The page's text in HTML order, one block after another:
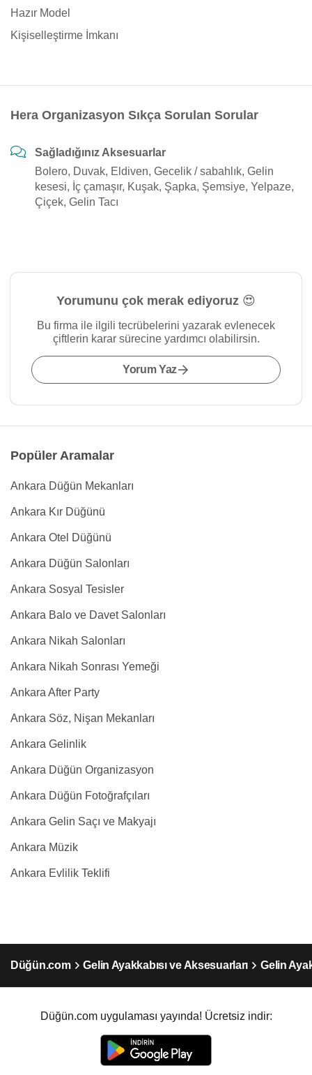
Hazır Model
Kişiselleştirme İmkanı
Hera Organizasyon Sıkça Sorulan Sorular
Sağladığınız Aksesuarlar
Bolero, Duvak, Eldiven, Gecelik / sabahlık, Gelin
kesesi, İç çamaşır, Kuşak, Şapka, Şemsiye, Yelpaze,
Çiçek, Gelin Tacı
Yorumunu çok merak ediyoruz 😍
Bu firma ile ilgili tecrübelerini yazarak evlenecek
çiftlerin karar sürecine yardımcı olabilirsin.
Yorum Yaz
Popüler Aramalar
Ankara Düğün Mekanları
Ankara Kır Düğünü
Ankara Otel Düğünü
Ankara Düğün Salonları
Ankara Sosyal Tesisler
Ankara Balo ve Davet Salonları
Ankara Nikah Salonları
Ankara Nikah Sonrası Yemeği
Ankara After Party
Ankara Söz, Nişan Mekanları
Ankara Gelinlik
Ankara Düğün Organizasyon
Ankara Düğün Fotoğrafçıları
Ankara Gelin Saçı ve Makyajı
Ankara Müzik
Ankara Evlilik Teklifi
Düğün.com Gelin Ayakkabısı ve Aksesuarları Gelin
Düğün.com uygulaması yayında! Ücretsiz indir: